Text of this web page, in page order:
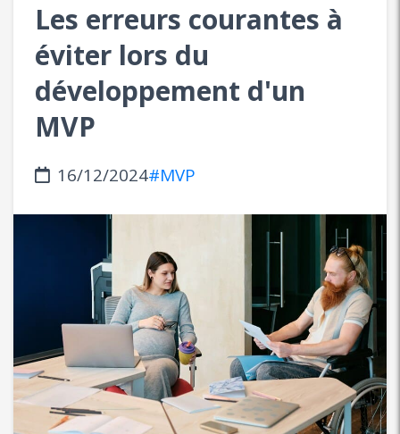
Les erreurs courantes à
éviter lors du
développement d'un
MVP
16/12/2024#MVP